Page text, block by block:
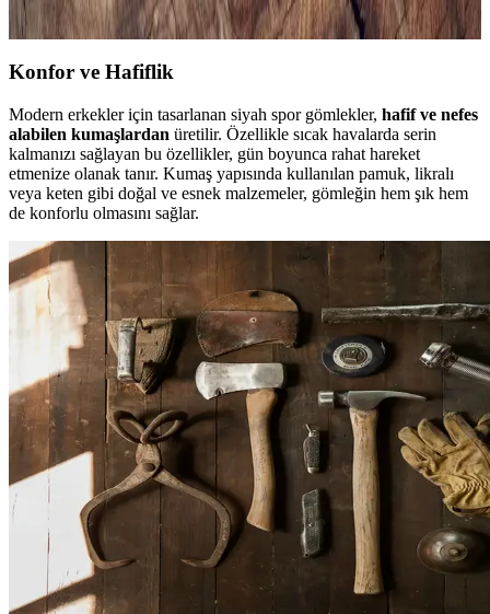
stilinizi güçlendirin.
Konfor ve Hafiflik
Modern erkekler için tasarlanan siyah spor gömlekler, hafif ve nefes
alabilen kumaşlardan üretilir. Özellikle sıcak havalarda serin
kalmanızı sağlayan bu özellikler, gün boyunca rahat hareket
etmenize olanak tanır. Kumaş yapısında kullanılan pamuk, likralı
veya keten gibi doğal ve esnek malzemeler, gömleğin hem şık hem
de konforlu olmasını sağlar.